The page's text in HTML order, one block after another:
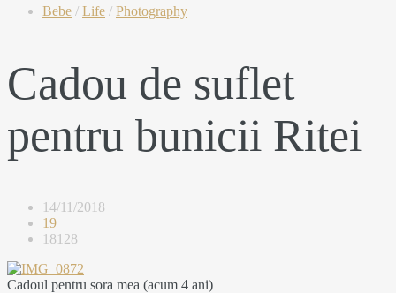
Bebe / Life / Photography
Cadou de suflet
pentru bunicii Ritei
14/11/2018
19
18128
Cadoul pentru sora mea (acum 4 ani)